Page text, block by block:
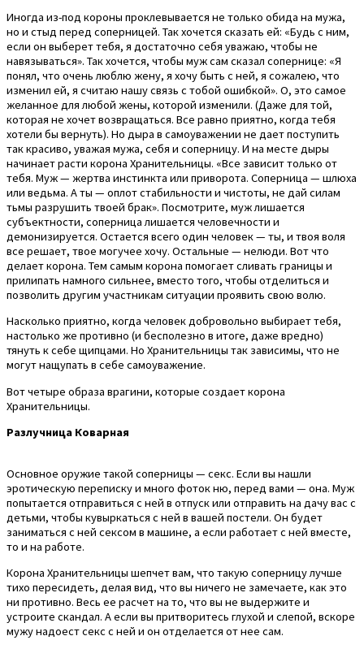
Иногда из-под короны проклевывается не только обида на мужа,
но и стыд перед соперницей. Так хочется сказать ей: «Будь с ним,
если он выберет тебя, я достаточно себя уважаю, чтобы не
навязываться». Так хочется, чтобы муж сам сказал сопернице: «Я
понял, что очень люблю жену, я хочу быть с ней, я сожалею, что
изменил ей, я считаю нашу связь с тобой ошибкой». О, это самое
желанное для любой жены, которой изменили. (Даже для той,
которая не хочет возвращаться. Все равно приятно, когда тебя
хотели бы вернуть). Но дыра в самоуважении не дает поступить
так красиво, уважая мужа, себя и соперницу. И на месте дыры
начинает расти корона Хранительницы. «Все зависит только от
тебя. Муж — жертва инстинкта или приворота. Соперница — шлюха
или ведьма. А ты — оплот стабильности и чистоты, не дай силам
тьмы разрушить твоей брак». Посмотрите, муж лишается
субъектности, соперница лишается человечности и
демонизируется. Остается всего один человек — ты, и твоя воля
все решает, твое могучее хочу. Остальные — нелюди. Вот что
делает корона. Тем самым корона помогает сливать границы и
прилипать намного сильнее, вместо того, чтобы отделиться и
позволить другим участникам ситуации проявить свою волю.
Насколько приятно, когда человек добровольно выбирает тебя,
настолько же противно (и бесполезно в итоге, даже вредно)
тянуть к себе щипцами. Но Хранительницы так зависимы, что не
могут нащупать в себе самоуважение.
Вот четыре образа врагини, которые создает корона
Хранительницы.
Разлучница Коварная
Основное оружие такой соперницы — секс. Если вы нашли
эротическую переписку и много фоток ню, перед вами — она. Муж
попытается отправиться с ней в отпуск или отправить на дачу вас с
детьми, чтобы кувыркаться с ней в вашей постели. Он будет
заниматься с ней сексом в машине, а если работает с ней вместе,
то и на работе.
Корона Хранительницы шепчет вам, что такую соперницу лучше
тихо пересидеть, делая вид, что вы ничего не замечаете, как это
ни противно. Весь ее расчет на то, что вы не выдержите и
устроите скандал. А если вы притворитесь глухой и слепой, вскоре
мужу надоест секс с ней и он отделается от нее сам.